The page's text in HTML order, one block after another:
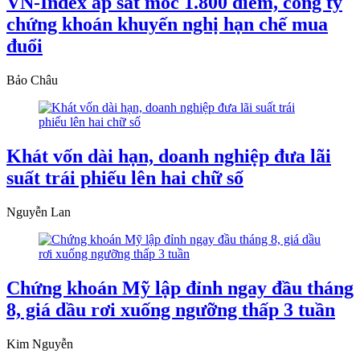
chứng khoán khuyến nghị hạn chế mua
đuổi
Bảo Châu
Khát vốn dài hạn, doanh nghiệp đưa lãi
suất trái phiếu lên hai chữ số
Nguyễn Lan
Chứng khoán Mỹ lập đỉnh ngay đầu tháng
8, giá dầu rơi xuống ngưỡng thấp 3 tuần
Kim Nguyễn